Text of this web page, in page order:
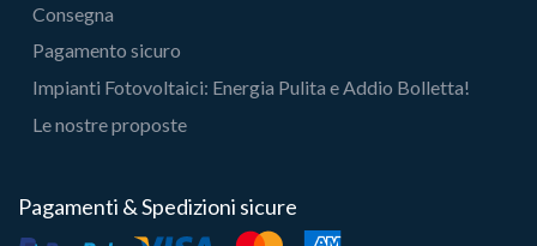
Consegna
Pagamento sicuro
Impianti Fotovoltaici: Energia Pulita e Addio Bolletta!
Le nostre proposte
Pagamenti & Spedizioni sicure